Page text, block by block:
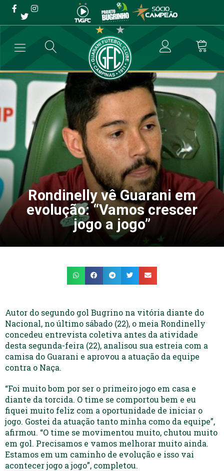
Rondinelly vê Guarani em
evolução: “Vamos crescer
jogo a jogo”
→ Futebol Profissional → Rondinelly vê Guarani em evolução:
Rondinelly vê Guarani em
evolução: “Vamos crescer
jogo a jogo”
Autor do segundo gol Bugrino na vitória diante do
Nacional, no último sábado (22), o meia Rondinelly
concedeu entrevista coletiva antes da atividade
desta segunda-feira (22), analisou sua estreia com a
camisa do Guarani e aprovou a atuação da equipe
contra o Naça.
“Foi muito bom por ser o primeiro jogo em casa e
diante da torcida. O time se comportou bem e eu
fiquei muito feliz com a oportunidade de iniciar o
jogo. Gostei da atuação tanto minha como da equipe”,
afirmou. “O time se movimentou muito, chutou muito
em gol. Precisamos e vamos melhorar muito ainda.
Estamos em um caminho de evolução e isso vai
acontecer jogo a jogo”, completou.